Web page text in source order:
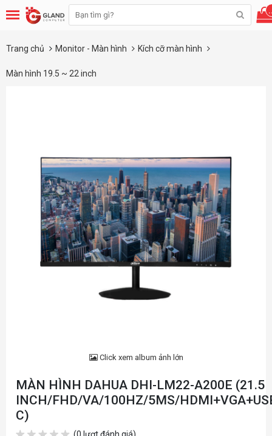
Trang chủ Monitor - Màn hình Kích cỡ màn hình
Màn hình 19.5 ~ 22 inch
Click xem album ảnh lớn
MÀN HÌNH DAHUA DHI-LM22-A200E (21.5
INCH/FHD/VA/100HZ/5MS/
C)